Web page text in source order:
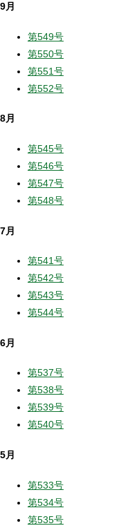
9月
第549号
第550号
第551号
第552号
8月
第545号
第546号
第547号
第548号
7月
第541号
第542号
第543号
第544号
6月
第537号
第538号
第539号
第540号
5月
第533号
第534号
第535号